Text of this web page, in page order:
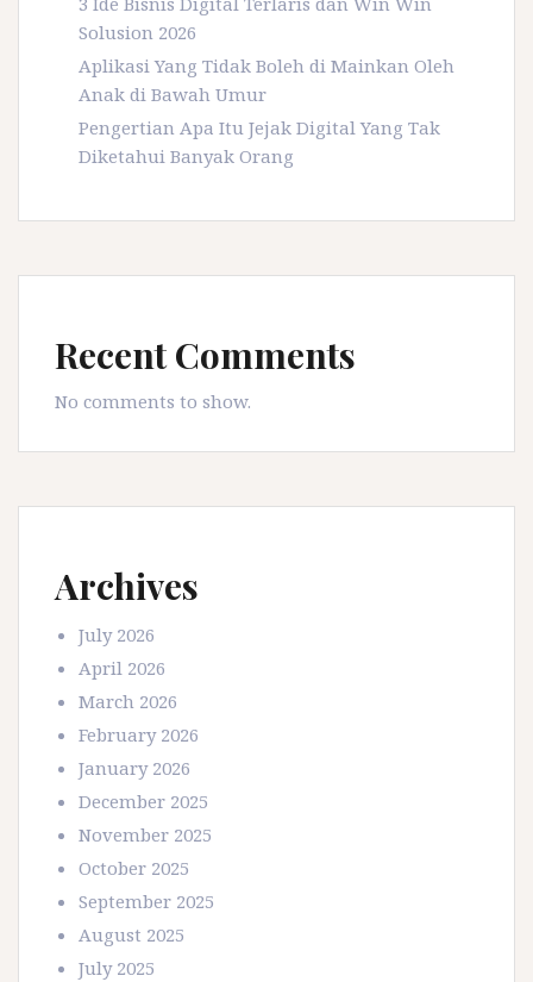
Solusion 2026
Aplikasi Yang Tidak Boleh di Mainkan Oleh
Anak di Bawah Umur
Pengertian Apa Itu Jejak Digital Yang Tak
Diketahui Banyak Orang
Recent Comments
No comments to show.
Archives
July 2026
April 2026
March 2026
February 2026
January 2026
December 2025
November 2025
October 2025
September 2025
August 2025
July 2025